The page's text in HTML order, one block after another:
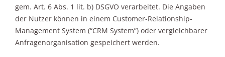
gem. Art. 6 Abs. 1 lit. b) DSGVO verarbeitet. Die Angaben
der Nutzer können in einem Customer-Relationship-
Management System (“CRM System”) oder vergleichbarer
Anfragenorganisation gespeichert werden.